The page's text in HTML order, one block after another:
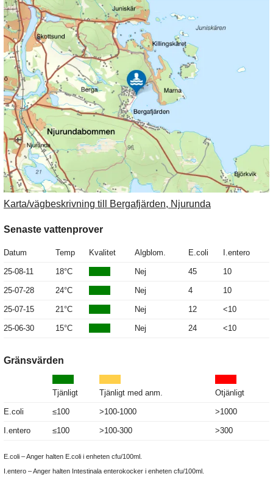
Karta/vägbeskrivning till Bergafjärden, Njurunda
Senaste vattenprover
Datum Temp Kvalitet Algblom. E.coli I.entero
25-08-11 18°C Nej 45 10
25-07-28 24°C Nej 4 10
25-07-15 21°C Nej 12 <10
25-06-30 15°C Nej 24 <10
Gränsvärden
Tjänligt Tjänligt med anm. Otjänligt
E.coli ≤100 >100-1000 >1000
I.entero ≤100 >100-300 >300
E.coli – Anger halten E.coli i enheten cfu/100ml.
I.entero – Anger halten Intestinala enterokocker i enheten cfu/100ml.